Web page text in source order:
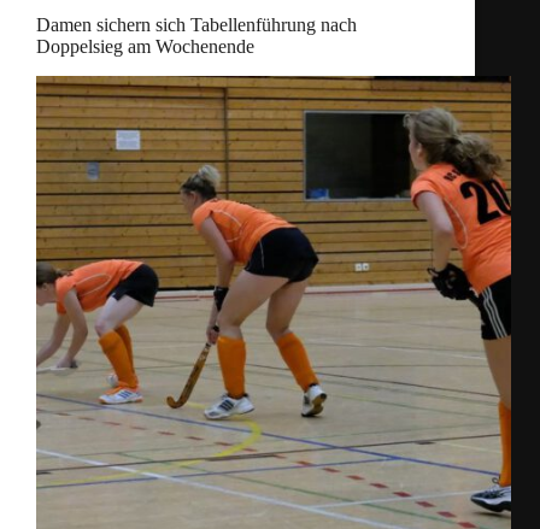
Damen sichern sich Tabellenführung nach
Doppelsieg am Wochenende